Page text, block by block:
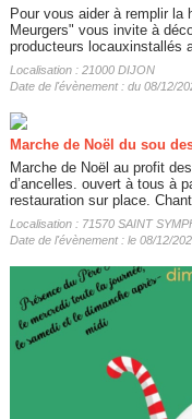
Pour vous aider à remplir la
Meurgers" vous invite à
producteurs locauxinstallés
Localisation : 21000 DIJON
Date de l'évènement : du 08/12/
Marche de Noël du sou
Marche de Noël au profit
d’ancelles. ouvert à tous à
restauration sur place.
Localisation : 71570 SAINT
Date de l'évènement : le 08/12/